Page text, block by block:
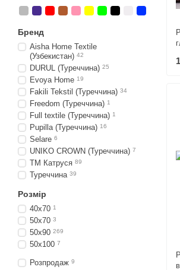
Бренд
Aisha Home Textile
(Узбекистан) 42
DURUL (Туреччина) 25
Evoya Home 19
Fakili Tekstil (Туреччина) 34
Freedom (Туреччина) 1
Full textile (Туреччина) 1
Pupilla (Туреччина) 16
Selare 6
UNIKO CROWN (Туреччина) 7
ТМ Катруся 89
Туреччина 39
Розмір
40х70 1
50х70 3
50х90 269
50х100 7
Розпродаж 9